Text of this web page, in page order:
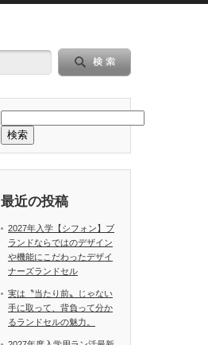
検索
最近の投稿
2027年入学【シフォン】ブ
ランドならではのデザイン
や機能にこだわったデザイ
ナーズランドセル
実は〝当たり前〟じゃない
手に取って、背負って分か
るランドセルの魅力。